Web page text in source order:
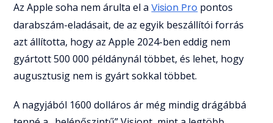
Az Apple soha nem árulta el aVision Pro pontos
darabszám-eladásait, de az egyik beszállítói forrás
azt állította, hogy az Apple 2024-ben eddig nem
gyártott 500 000 példánynál többet, és lehet, hogy
augusztusig nem is gyárt sokkal többet.
A nagyjából 1600 dolláros ár még mindig drágábbá